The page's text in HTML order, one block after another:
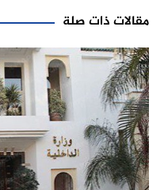
مقالات ذات صلة